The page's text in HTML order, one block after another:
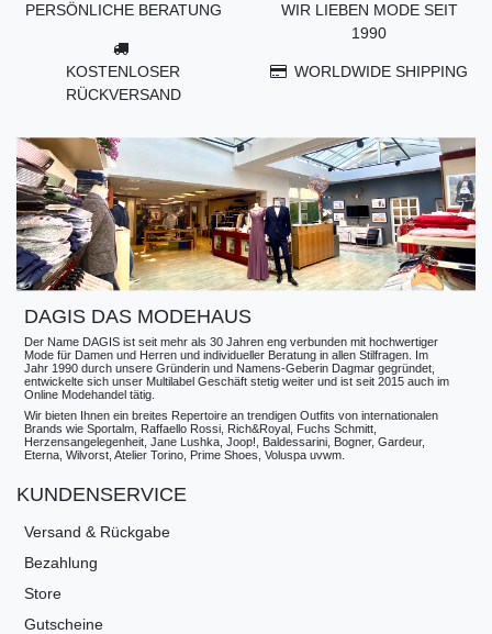
PERSÖNLICHE BERATUNG
KOSTENLOSER
RÜCKVERSAND
WIR LIEBEN MODE SEIT
1990
WORLDWIDE SHIPPING
DAGIS DAS MODEHAUS
Der Name DAGIS ist seit mehr als 30 Jahren eng verbunden mit hochwertiger
Mode für Damen und Herren und individueller Beratung in allen Stilfragen. Im
Jahr 1990 durch unsere Gründerin und Namens-Geberin Dagmar gegründet,
entwickelte sich unser Multilabel Geschäft stetig weiter und ist seit 2015 auch im
Online Modehandel tätig.
Wir bieten Ihnen ein breites Repertoire an trendigen Outfits von internationalen
Brands wie Sportalm, Raffaello Rossi, Rich&Royal, Fuchs Schmitt,
Herzensangelegenheit, Jane Lushka, Joop!, Baldessarini, Bogner, Gardeur,
Eterna, Wilvorst, Atelier Torino, Prime Shoes, Voluspa uvwm.
KUNDENSERVICE
Versand & Rückgabe
Bezahlung
Store
Gutscheine